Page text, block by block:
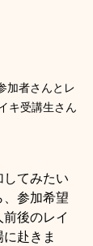
加者さんとレ
キ受講生さん
してみたい
、参加希望
後のレイ
赴きま